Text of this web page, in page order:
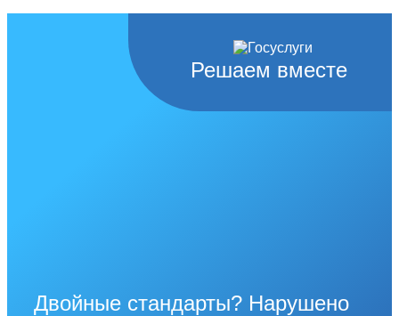
Решаем вместе
Двойные стандарты? Нарушено